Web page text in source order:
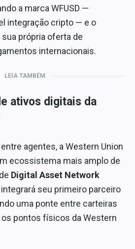
a marca WFUSD —
integração cripto — e o
própria oferta de
internacionais.
LEIA TAMBÉM
ativos digitais da
agentes, a Western Union
ecossistema mais amplo de
Digital Asset Network
seu primeiro parceiro
uma ponte entre carteiras
pontos físicos da Western